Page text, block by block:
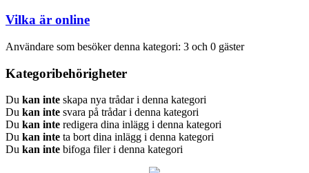
Vilka är online
Användare som besöker denna kategori: 3 och 0 gäster
Kategoribehörigheter
Du kan inte skapa nya trådar i denna kategori
Du kan inte svara på trådar i denna kategori
Du kan inte redigera dina inlägg i denna kategori
Du kan inte ta bort dina inlägg i denna kategori
Du kan inte bifoga filer i denna kategori